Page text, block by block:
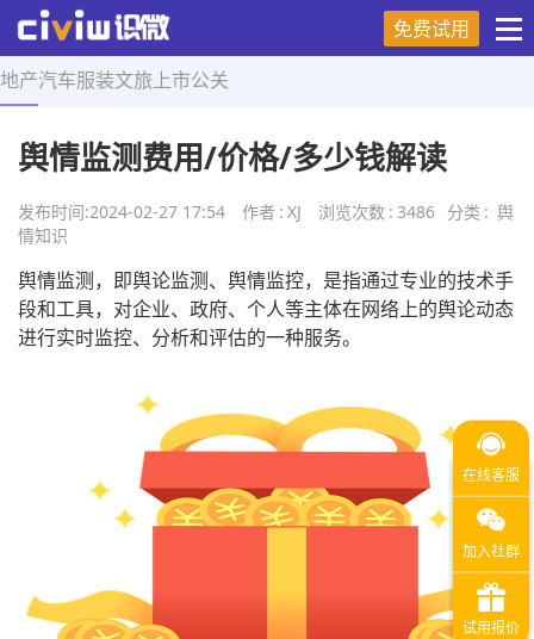
免费试用
地产汽车服装文旅 上市公关
首页 > 舆情知识 > 正文
舆情监测费用/价格/多少钱解读
发布时间:2024-02-27 17:54 作者 : XJ 浏览次数 : 3486 分类 : 舆
情知识
舆情监测，即舆论监测、舆情监控，是指通过专业的技术手
段和工具，对企业、政府、个人等主体在网络上的舆论动态
进行实时监控、分析和评估的一种服务。